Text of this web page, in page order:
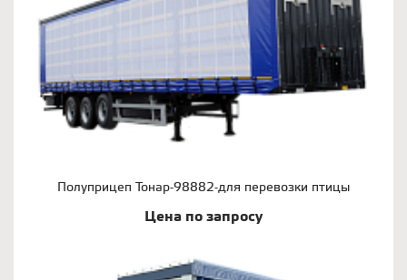
Полуприцеп Тонар-98882-для перевозки птицы
Цена по запросу